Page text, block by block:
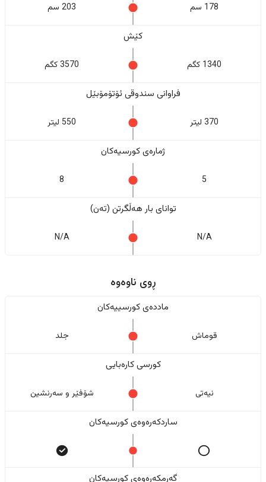
178 سم 203 سم
کێش
1340 کگم 3570 کگم
فراوانی سندوقی ئۆتۆمۆبێل
370 لیتر 550 لیتر
ژمارەی کورسیەکان
5
8
تواناى بار هەڵگرتن (تەن)
N/A
N/A
ڕوی ناوەوە
ماددەی کورسییەکان
قوماش جلد
کورسی کارەبایی
نیەتی شۆفێر و سەرنشین
ساردکەرەوەی کورسیەکان
گەرمکەرەوەی کورسیەکان